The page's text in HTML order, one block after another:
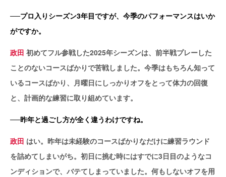
──プロ入りシーズン3年目ですが、今季のパフォーマンスはいか
がですか。
政田 初めてフル参戦した2025年シーズンは、前半戦プレーした
ことのないコースばかりで苦戦しました。今季はもちろん知って
いるコースばかり、月曜日にしっかりオフをとって体力の回復
と、計画的な練習に取り組めています。
──昨年と過ごし方が全く違うわけですね。
政田 はい。昨年は未経験のコースばかりなだけに練習ラウンド
を詰めてしまいがち。初日に挑む時にはすでに3日目のようなコ
ンディションで、バテてしまっていました。何もしないオフを用